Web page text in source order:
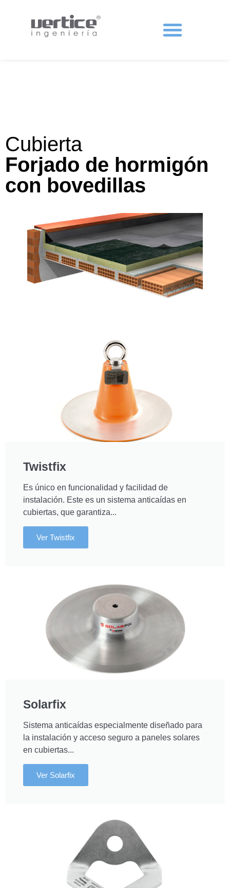
Cubierta
Forjado de hormigón
con bovedillas
Twistfix
Es único en funcionalidad y facilidad de
instalación. Este es un sistema anticaídas en
cubiertas, que garantiza...
Ver Twistfix
Solarfix
Sistema anticaídas especialmente diseñado para
la instalación y acceso seguro a paneles solares
en cubiertas...
Ver Solarfix